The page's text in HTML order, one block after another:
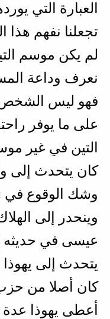
العبارة التي
تجعلنا نفهم هذا
لم يكن موسم
نعرف وداعة
فهو ليس
على ما يوفر
التين في غير
كان يتحدث إلى
وشك الوقوع
وينحدر إلى
عيسى في حديثه
يتحدث إلى يهوذا
كان أصلا من
أعطى يهوذا